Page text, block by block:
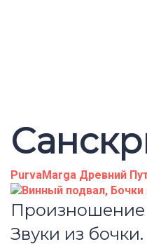
PurvaMarga Древний
Произношение
Звуки из бочки.